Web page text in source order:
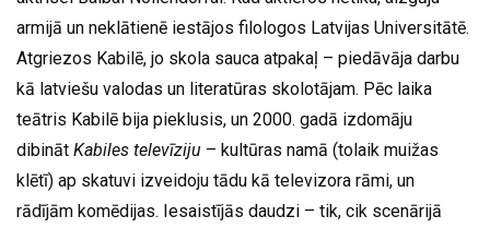
armijā un neklātienē iestājos filologos Latvijas Universitātē.
Atgriezos Kabilē, jo skola sauca atpakaļ – piedāvāja darbu
kā latviešu valodas un literatūras skolotājam. Pēc laika
teātris Kabilē bija pieklusis, un 2000. gadā izdomāju
dibināt Kabiles televīziju – kultūras namā (tolaik muižas
klētī) ap skatuvi izveidoju tādu kā televizora rāmi, un
rādījām komēdijas. Iesaistījās daudzi – tik, cik scenārijā